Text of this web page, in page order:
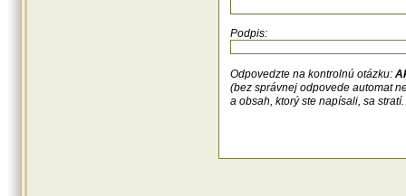
Podpis:
Odpovedzte na kontrolnú otázku:
(bez správnej odpovede automat
a obsah, ktorý ste napísali, sa